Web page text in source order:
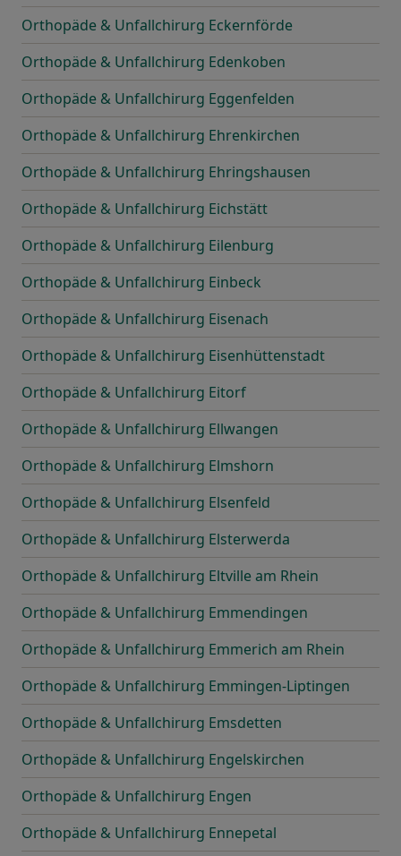
Orthopäde & Unfallchirurg Eckernförde
Orthopäde & Unfallchirurg Edenkoben
Orthopäde & Unfallchirurg Eggenfelden
Orthopäde & Unfallchirurg Ehrenkirchen
Orthopäde & Unfallchirurg Ehringshausen
Orthopäde & Unfallchirurg Eichstätt
Orthopäde & Unfallchirurg Eilenburg
Orthopäde & Unfallchirurg Einbeck
Orthopäde & Unfallchirurg Eisenach
Orthopäde & Unfallchirurg Eisenhüttenstadt
Orthopäde & Unfallchirurg Eitorf
Orthopäde & Unfallchirurg Ellwangen
Orthopäde & Unfallchirurg Elmshorn
Orthopäde & Unfallchirurg Elsenfeld
Orthopäde & Unfallchirurg Elsterwerda
Orthopäde & Unfallchirurg Eltville am Rhein
Orthopäde & Unfallchirurg Emmendingen
Orthopäde & Unfallchirurg Emmerich am Rhein
Orthopäde & Unfallchirurg Emmingen-Liptingen
Orthopäde & Unfallchirurg Emsdetten
Orthopäde & Unfallchirurg Engelskirchen
Orthopäde & Unfallchirurg Engen
Orthopäde & Unfallchirurg Ennepetal